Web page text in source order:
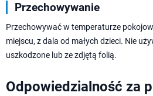
Przechowywanie
Przechowywać w temperaturze
miejscu, z dala od małych dzieci. Nie
uszkodzone lub ze zdjętą folią.
Odpowiedzialność za